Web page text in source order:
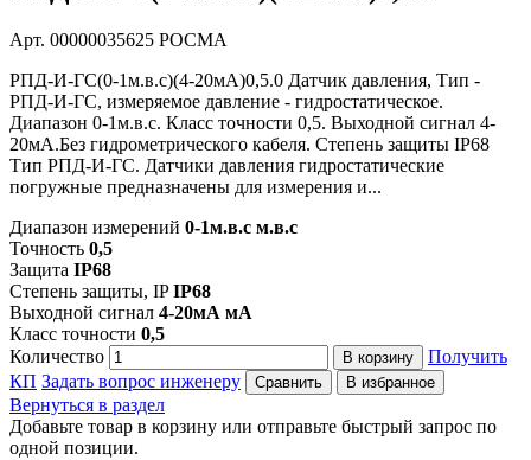
Арт. 00000035625 РОСМА
РПД-И-ГС(0-1м.в.с)(4-20мА)0,5.0 Датчик давления, Тип -
РПД-И-ГС, измеряемое давление - гидростатическое.
Диапазон 0-1м.в.с. Класс точности 0,5. Выходной сигнал 4-
20мА.Без гидрометрического кабеля. Степень защиты IP68
Тип РПД-И-ГС. Датчики давления гидростатические
погружные предназначены для измерения и...
Диапазон измерений 0-1м.в.с м.в.с
Точность 0,5
Защита IP68
Степень защиты, IP IP68
Выходной сигнал 4-20мА мА
Класс точности 0,5
Количество
В корзину
Получить
КП Задать вопрос инженеру Сравнить В избранное
Вернуться в раздел
Добавьте товар в корзину или отправьте быстрый запрос по
одной позиции.